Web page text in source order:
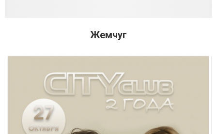
Жемчуг